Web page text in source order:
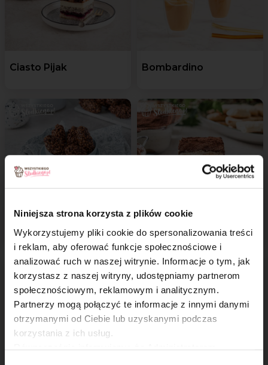
Niniejsza strona korzysta z plików cookie
Wykorzystujemy pliki cookie do spersonalizowania treści
i reklam, aby oferować funkcje społecznościowe i
analizować ruch w naszej witrynie. Informacje o tym, jak
korzystasz z naszej witryny, udostępniamy partnerom
społecznościowym, reklamowym i analitycznym.
Partnerzy mogą połączyć te informacje z innymi danymi
otrzymanymi od Ciebie lub uzyskanymi podczas
korzystania z ich usług.
Ciasto Pijak Bombardino
Szyszki z ryżu
Tofumisu - wegańskie
×